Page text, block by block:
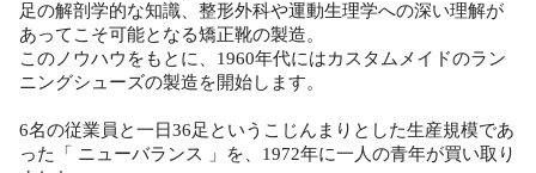
足の解剖学的な知識、整形外科や運動生理学への深い理解が
あってこそ可能となる矯正靴の製造。
このノウハウをもとに、1960年代にはカスタムメイドのラン
ニングシューズの製造を開始します。
6名の従業員と一日36足というこじんまりとした生産規模であ
った「 ニューバランス 」を、1972年に一人の青年が買い取り